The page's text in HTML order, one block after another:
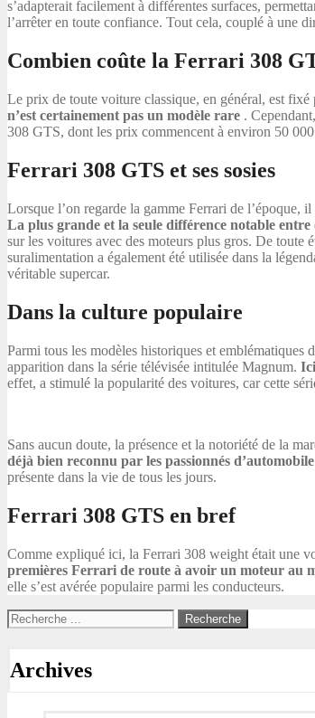
s’adapterait facilement à différentes surfaces,
l’arrêter en toute confiance. Tout cela, couplé à une
Combien coûte la Ferrari 308
Le prix de toute voiture classique, en général, est fixé
n’est certainement pas un modèle rare .
308 GTS, dont les prix commencent à environ 50
Ferrari 308 GTS et ses sosies
Lorsque l’on regarde la gamme Ferrari de l’époque,
La plus grande et la seule différence notable
sur les voitures avec des moteurs plus gros. De toute
suralimentation a également été utilisée dans la
véritable supercar.
Dans la culture populaire
Parmi tous les modèles historiques et emblématiques
apparition dans la série télévisée intitulée Magnum.
effet, a stimulé la popularité des voitures, car cette
Sans aucun doute, la présence et la notoriété de la
déjà bien reconnu par les passionnés d’automobile
présente dans la vie de tous les jours.
Ferrari 308 GTS en bref
Comme expliqué ici, la Ferrari 308 weight était une
premières Ferrari de route à avoir un moteur au
elle s’est avérée populaire parmi les conducteurs.
Archives